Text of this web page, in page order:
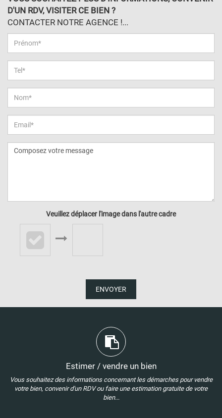
D'UN RDV, VISITER CE BIEN ?
CONTACTER NOTRE AGENCE !...
Veuillez déplacer l'image dans l'autre cadre
ENVOYER
Estimer / vendre un bien
Vous souhaitez des informations concernant les démarches pour vendre
votre bien, convenir d'un RDV ou faire une estimation gratuite de votre
bien...